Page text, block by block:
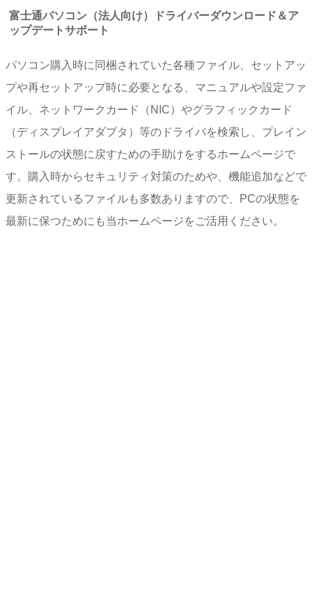
富士通パソコン（法人向け）ドライバーダウンロード＆ア
ップデートサポート
パソコン購入時に同梱されていた各種ファイル、セットアッ
プや再セットアップ時に必要となる、マニュアルや設定ファ
イル、ネットワークカード（NIC）やグラフィックカード
（ディスプレイアダプタ）等のドライバを検索し、プレイン
ストールの状態に戻すための手助けをするホームページで
す。購入時からセキュリティ対策のためや、機能追加などで
更新されているファイルも多数ありますので、PCの状態を
最新に保つためにも当ホームページをご活用ください。